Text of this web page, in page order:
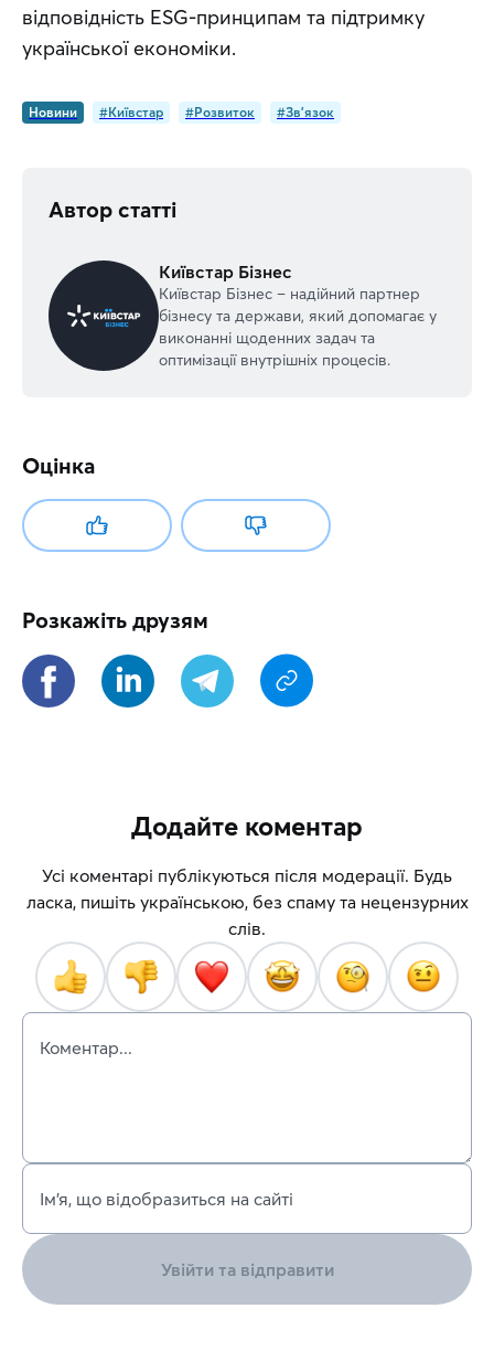
відповідність ESG‑принципам та підтримку
української економіки.
Новини #Київстар #Розвиток #Зв'язок
Автор статті
Київстар Бізнес
Київстар Бізнес – надійний партнер
бізнесу та держави, який допомагає у
виконанні щоденних задач та
оптимізації внутрішніх процесів.
Оцінка
Розкажіть друзям
Додайте коментар
Усі коментарі публікуються після модерації. Будь
ласка, пишіть українською, без спаму та нецензурних
слів.
Коментар...
Ім’я, що відобразиться на сайті
Увійти та відправити